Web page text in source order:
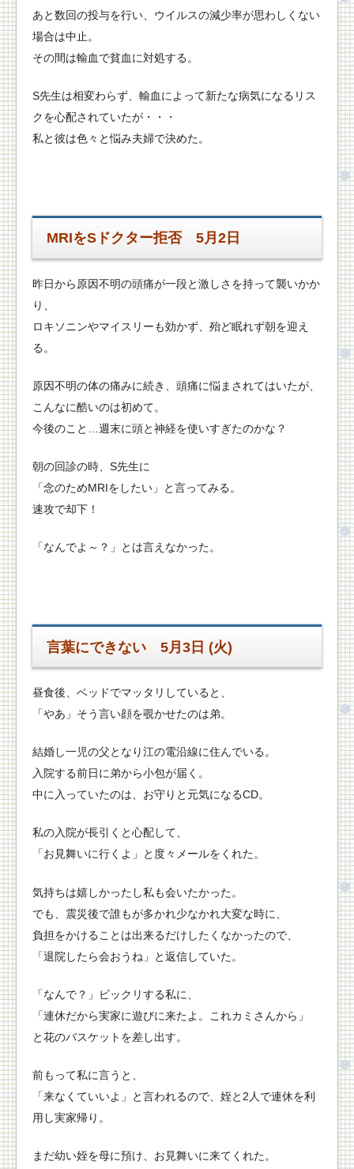
あと数回の投与を行い、ウイルスの減少率が思わしくない
場合は中止。
その間は輸血で貧血に対処する。
S先生は相変わらず、輸血によって新たな病気になるリス
クを心配されていたが・・・
私と彼は色々と悩み夫婦で決めた。
MRIをSドクター拒否 5月2日
昨日から原因不明の頭痛が一段と激しさを持って襲いかか
り、
ロキソニンやマイスリーも効かず、殆ど眠れず朝を迎え
る。
原因不明の体の痛みに続き、頭痛に悩まされてはいたが、
こんなに酷いのは初めて。
今後のこと…週末に頭と神経を使いすぎたのかな？
朝の回診の時、S先生に
「念のためMRIをしたい」と言ってみる。
速攻で却下！
「なんでよ～？」とは言えなかった。
言葉にできない5月3日 (火)
昼食後、ベッドでマッタリしていると、
「やあ」そう言い顔を覗かせたのは弟。
結婚し一児の父となり江の電沿線に住んでいる。
入院する前日に弟から小包が届く。
中に入っていたのは、お守りと元気になるCD。
私の入院が長引くと心配して、
「お見舞いに行くよ」と度々メールをくれた。
気持ちは嬉しかったし私も会いたかった。
でも、震災後で誰もが多かれ少なかれ大変な時に、
負担をかけることは出来るだけしたくなかったので、
「退院したら会おうね」と返信していた。
「なんで？」ビックリする私に、
「連休だから実家に遊びに来たよ。これカミさんから」
と花のバスケットを差し出す。
前もって私に言うと、
「来なくていいよ」と言われるので、姪と2人で連休を利
用し実家帰り。
まだ幼い姪を母に預け、お見舞いに来てくれた。